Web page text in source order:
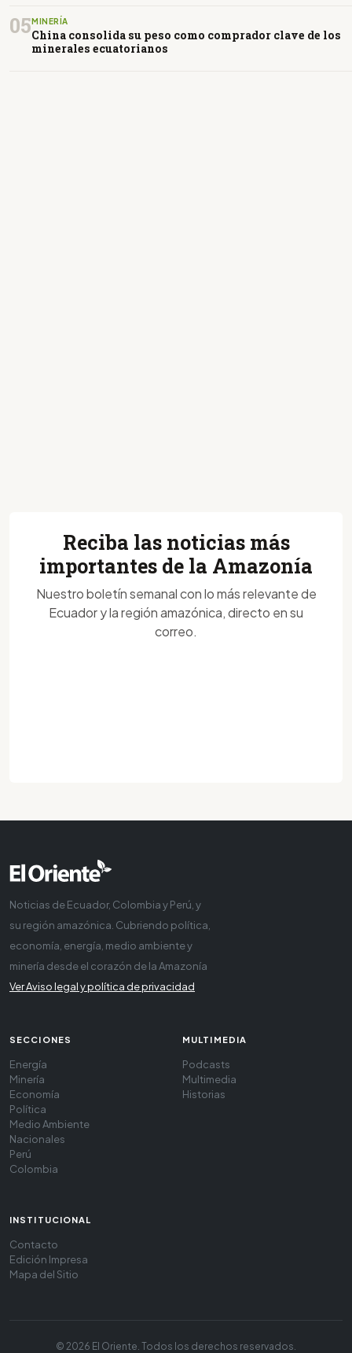
05MINERÍA
China consolida su peso como comprador clave de los
minerales ecuatorianos
Reciba las noticias más
importantes de la Amazonía
Nuestro boletín semanal con lo más relevante de
Ecuador y la región amazónica, directo en su
correo.
Noticias de Ecuador, Colombia y Perú, y
su región amazónica. Cubriendo política,
economía, energía, medio ambiente y
minería desde el corazón de la Amazonía
Ver Aviso legal y política de privacidad
SECCIONES
Energía
Minería
Economía
Política
Medio Ambiente
Nacionales
Perú
Colombia
MULTIMEDIA
Podcasts
Multimedia
Historias
INSTITUCIONAL
Contacto
Edición Impresa
Mapa del Sitio
© 2026 El Oriente. Todos los derechos reservados.